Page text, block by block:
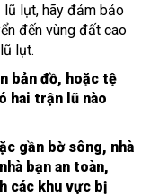
lũ lụt, hãy đảm bảo
đến vùng đất cao
lụt.
bản đồ, hoặc tệ
hai trận lũ nào
gần bờ sông, nhà
bạn an toàn,
các khu vực bị